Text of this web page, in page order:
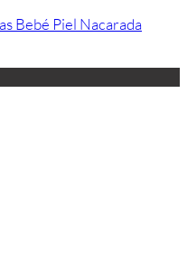
Bebé Piel Nacarada